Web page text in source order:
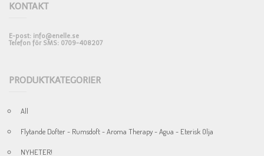
NATURLIG TVÅL – VIT SALVIA
LAVENDEL-VIT
KONTAKT
E-post: info@enelle.se
Telefon för SMS: 0709-408207
PRODUKTKATEGORIER
All
Flytande Dofter - Rumsdoft - Aroma Therapy - Agua - Eterisk Olja
NYHETER!